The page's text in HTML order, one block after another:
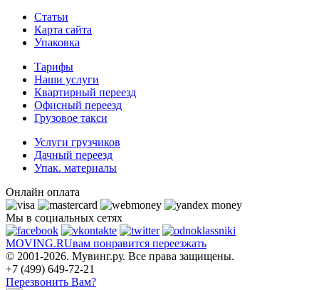
Статьи
Карта сайта
Упаковка
Тарифы
Наши услуги
Квартирный переезд
Офисный переезд
Грузовое такси
Услуги грузчиков
Дачный переезд
Упак. материалы
Онлайн оплата
Мы в социальных сетях
MOVING.RUвам понравится переезжать
© 2001-2026. Мувинг.ру. Все права защищены.
+7 (499) 649-72-21
Перезвонить Вам?